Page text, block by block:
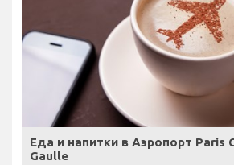
Еда и напитки в Аэропорт Paris
Gaulle